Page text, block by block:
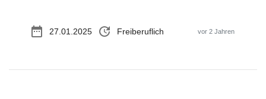
date_range 27.01.2025 update Freiberuflich vor 2 Jahren